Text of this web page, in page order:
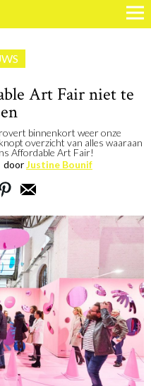
Art Fair niet te
binnenkort weer onze
overzicht van alles waaraan
Affordable Art Fair!
doorJustine Bounif